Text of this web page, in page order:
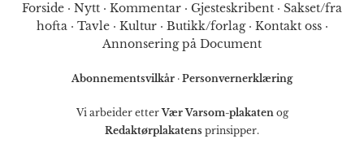
Forside · Nytt · Kommentar · Gjesteskribent · Sakset/fra
hofta· Tavle· Kultur· Butikk/forlag· Kontakt oss·
Annonsering på Document
Abonnementsvilkår · Personvernerklæring
Vi arbeider etterVær Varsom-plakatenog
Redaktørplakatens prinsipper.